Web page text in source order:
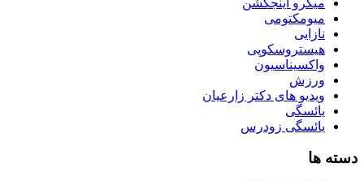
میکرو اینجکشن
میومکتومی
نازایی
هیستروسکوپی
واکسیناسیون
ورزش
ویدیو های دکتر زارعیان
یائسگی
یائسگی زودرس
دسته ها